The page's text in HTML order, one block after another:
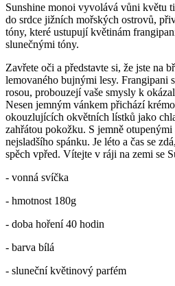
Sunshine monoi vyvolává vůni květu
do srdce jižních mořských ostrovů,
tóny, které ustupují květinám
slunečnými tóny.
Zavřete oči a představte si, že jste na
lemovaného bujnými lesy. Frangipani
rosou, probouzejí vaše smysly k
Nesen jemným vánkem přichází
okouzlujících okvětních lístků jako
zahřátou pokožku. S jemně
nejsladšího spánku. Je léto a čas se
spěch vpřed. Vítejte v ráji na zemi se
- vonná svíčka
- hmotnost 180g
- doba hoření 40 hodin
- barva bílá
- sluneční květinový parfém